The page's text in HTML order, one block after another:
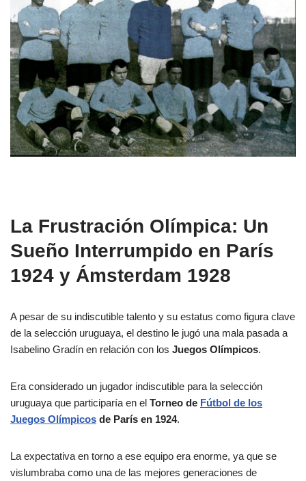
La Frustración Olímpica: Un
Sueño Interrumpido en París
1924 y Ámsterdam 1928
A pesar de su indiscutible talento y su estatus como figura clave
de la selección uruguaya, el destino le jugó una mala pasada a
Isabelino Gradín en relación con los Juegos Olímpicos.
Era considerado un jugador indiscutible para la selección
uruguaya que participaría en el Torneo de Fútbol de los
Juegos Olímpicos de París en 1924.
La expectativa en torno a ese equipo era enorme, ya que se
vislumbraba como una de las mejores generaciones de